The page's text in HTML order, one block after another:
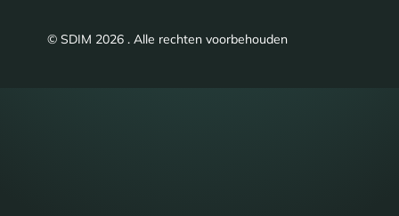
© SDIM 2026 . Alle rechten voorbehouden